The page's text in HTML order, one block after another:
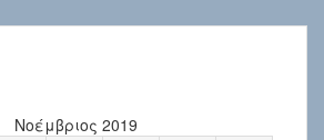
Νοέμβριος 2019